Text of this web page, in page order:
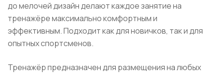
до мелочей дизайн делают каждое занятие на
тренажёре максимально комфортным и
эффективным. Подходит как для новичков, так и для
опытных спортсменов.
Тренажёр предназначен для размещения на любых